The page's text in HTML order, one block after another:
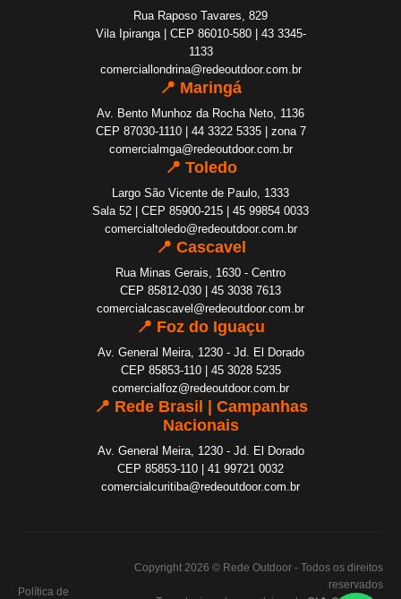
Rua Raposo Tavares, 829
Vila Ipiranga | CEP 86010-580 | 43 3345-
1133
comerciallondrina@redeoutdoor.com.br
📍 Maringá
Av. Bento Munhoz da Rocha Neto, 1136
CEP 87030-1110 | 44 3322 5335 | zona 7
comercialmga@redeoutdoor.com.br
📍 Toledo
Largo São Vicente de Paulo, 1333
Sala 52 | CEP 85900-215 | 45 99854 0033
comercialtoledo@redeoutdoor.com.br
📍 Cascavel
Rua Minas Gerais, 1630 - Centro
CEP 85812-030 | 45 3038 7613
comercialcascavel@redeoutdoor.com.br
📍 Foz do Iguaçu
Av. General Meira, 1230 - Jd. El Dorado
CEP 85853-110 | 45 3028 5235
comercialfoz@redeoutdoor.com.br
📍 Rede Brasil | Campanhas
Nacionais
Av. General Meira, 1230 - Jd. El Dorado
CEP 85853-110 | 41 99721 0032
comercialcuritiba@redeoutdoor.com.br
Política de
Copyright 2026 © Rede Outdoor - Todos os direitos
reservados